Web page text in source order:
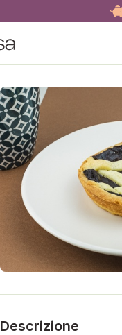
Descrizione